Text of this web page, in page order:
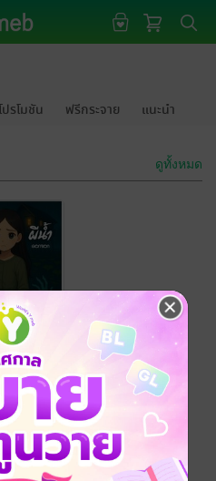
ปรโมชัน ฟรีกระจาย แนะนำ
ดูทั้งหมด
/ Miss7th
ลับ/เขย่า